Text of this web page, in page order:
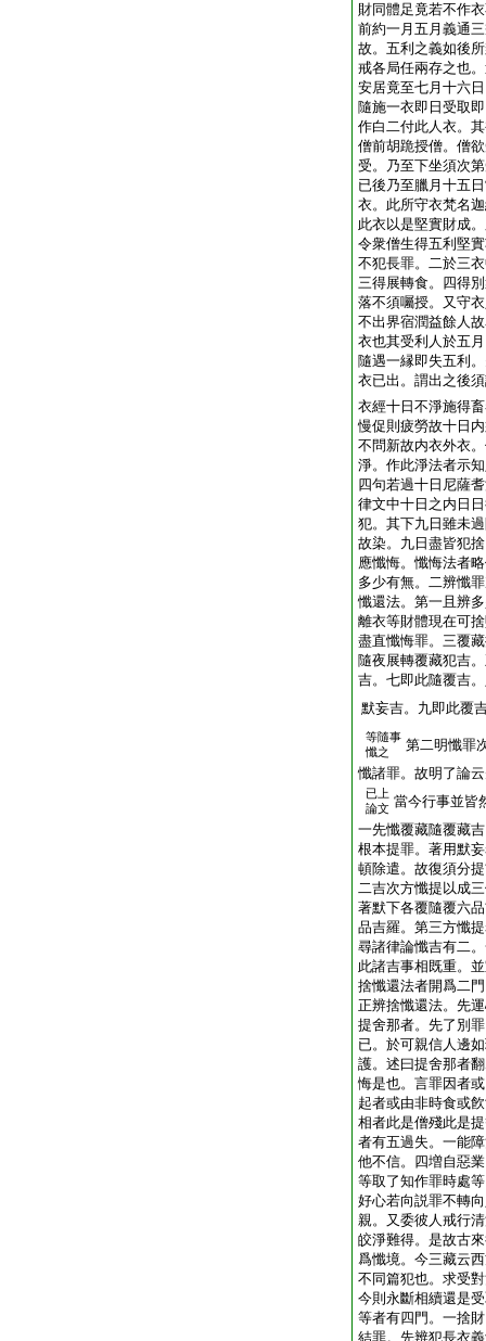
財同體足竟若不作
前約一月五月義通
故。五利之義如後
戒各局任兩存之也
安居竟至七月十六
隨施一衣即日受取
作白二付此人衣。
僧前胡跪授僧。僧
受。乃至下坐須次
已後乃至臘月十五
衣。此所守衣梵名
此衣以是堅實財成
令衆僧生得五利堅
不犯長罪。二於三
三得展轉食。四得
落不須囑授。又守
不出界宿潤益餘人
衣也其受利人於五
隨遇一縁即失五利
衣已出。謂出之後
衣經十日不淨施得
慢促則疲勞故十日
不問新故内衣外衣
淨。作此淨法者示
四句若過十日尼薩
律文中十日之内日
犯。其下九日雖未
故染。九日盡皆犯
應懺悔。懺悔法者
多少有無。二辨懺
懺還法。第一且辨
離衣等財體現在可
盡直懺悔罪。三覆
隨夜展轉覆藏犯吉
吉。七即此隨覆吉
默妄吉。九即此覆
等隨事
懺之
第二明懺罪
懺諸罪。故明了論
已上
論文 當今行事並皆
一先懺覆藏隨覆藏
根本提罪。著用默
頓除遣。故復須分
二吉次方懺提以成
著默下各覆隨覆六
品吉羅。第三方懺
尋諸律論懺吉有二
此諸吉事相既重。
捨懺還法者開爲二
正辨捨懺還法。先
提舍那者。先了別
已。於可親信人邊
護。述曰提舍那者
悔是也。言罪因者
起者或由非時食或
相者此是僧殘此是
者有五過失。一能
他不信。四増自惡
等取了知作罪時處
好心若向説罪不轉
親。又委彼人戒行
皎淨難得。是故古
爲懺境。今三藏云
不同篇犯也。求受
今則永斷相續還是
等者有四門。一捨
結罪。先辨犯長衣